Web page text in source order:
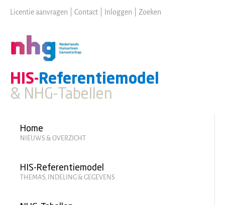
content
Licentie aanvragen Contact Inloggen Zoeken
HIS-Referentiemodel
& NHG-Tabellen
Home
NIEUWS & OVERZICHT
HIS-Referentiemodel
THEMA'S, INDELING & GEGEVENS